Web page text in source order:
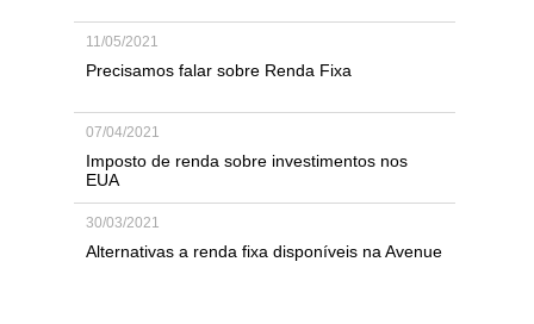
11/05/2021
Precisamos falar sobre Renda Fixa
07/04/2021
Imposto de renda sobre investimentos nos
EUA
30/03/2021
Alternativas a renda fixa disponíveis na Avenue